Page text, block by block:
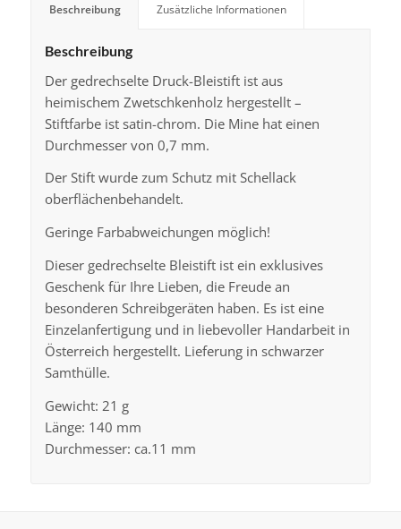
Beschreibung Zusätzliche Informationen
Beschreibung
Der gedrechselte Druck-Bleistift ist aus
heimischem Zwetschkenholz hergestellt –
Stiftfarbe ist satin-chrom. Die Mine hat einen
Durchmesser von 0,7 mm.
Der Stift wurde zum Schutz mit Schellack
oberflächenbehandelt.
Geringe Farbabweichungen möglich!
Dieser gedrechselte Bleistift ist ein exklusives
Geschenk für Ihre Lieben, die Freude an
besonderen Schreibgeräten haben. Es ist eine
Einzelanfertigung und in liebevoller Handarbeit in
Österreich hergestellt. Lieferung in schwarzer
Samthülle.
Gewicht: 21 g
Länge: 140 mm
Durchmesser: ca.11 mm